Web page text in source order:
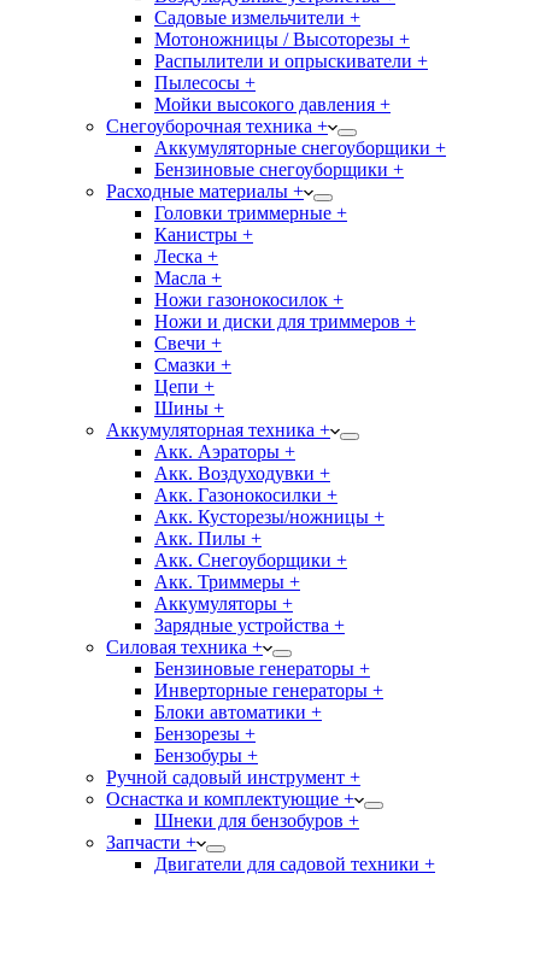
Садовые измельчители +
Мотоножницы / Высоторезы +
Распылители и опрыскиватели +
Пылесосы +
Мойки высокого давления +
Снегоуборочная техника +
Аккумуляторные снегоуборщики +
Бензиновые снегоуборщики +
Расходные материалы +
Головки триммерные +
Канистры +
Леска +
Масла +
Ножи газонокосилок +
Ножи и диски для триммеров +
Свечи +
Смазки +
Цепи +
Шины +
Аккумуляторная техника +
Акк. Аэраторы +
Акк. Воздуходувки +
Акк. Газонокосилки +
Акк. Кусторезы/ножницы +
Акк. Пилы +
Акк. Снегоуборщики +
Акк. Триммеры +
Аккумуляторы +
Зарядные устройства +
Силовая техника +
Бензиновые генераторы +
Инверторные генераторы +
Блоки автоматики +
Бензорезы +
Бензобуры +
Ручной садовый инструмент +
Оснастка и комплектующие +
Шнеки для бензобуров +
Запчасти +
Двигатели для садовой техники +